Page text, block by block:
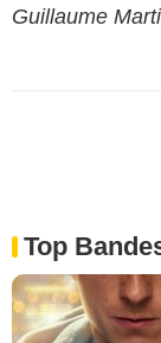
Guillaume
Top